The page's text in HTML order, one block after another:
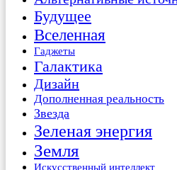
Будущее
Вселенная
Гаджеты
Галактика
Дизайн
Дополненная реальность
Звезда
Зеленая энергия
Земля
Искусственный интеллект